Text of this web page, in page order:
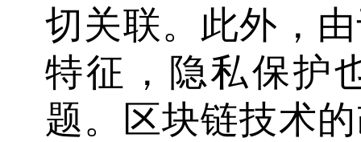
切关联。此外，
特征，隐私保护
题。区块链技术